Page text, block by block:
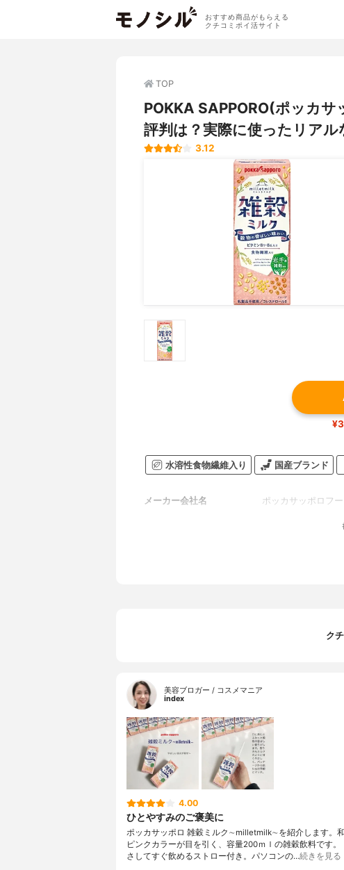
おすすめ商品がもらえる
クチコミポイ活サイト
TOP
POKKA SAPPORO(ポッカ
評判は？実際に使ったリアル
3.12
水溶性食物繊維入り 国産ブランド
メーカー会社名 ポッカサッポロフ
ク
美容ブロガー / コスメマニア
index
4.00
ひとやすみのご褒美に
ポッカサッポロ 雑穀ミルク∼milletmilk∼を紹介します。和
ピンクカラーが目を引く、容量200ｍｌの雑穀飲料です。
さしてすぐ飲めるストロー付き。パソコンの…続きを見る